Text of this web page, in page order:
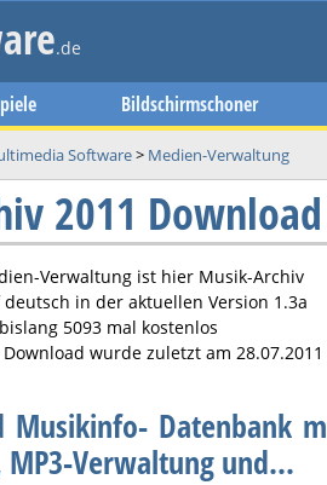
.de
Bildschirmschoner
Software> Medien-Verwaltung
2011 Download
Verwaltung ist hier Musik-Archiv
in der aktuellen Version 1.3a
5093 mal kostenlos
wurde zuletzt am 28.07.2011
Musikinfo- Datenbank
Verwaltung und...